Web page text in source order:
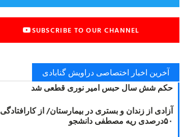
SUBSCRIBE TO OUR CHANNEL
آخرین اخبار اختصاصی دراویش گنابادی
حکم شش سال حبس امیر نوری قطعی شد
آزادی از زندان و بستری در بیمارستان/ از کارافتادگی
۵۰درصدی ریه مصطفی دانشجو